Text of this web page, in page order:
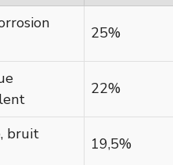
25%
22%
bruit
19,5%